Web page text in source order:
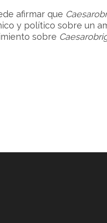
afirmar que
y político sobre un
sobre